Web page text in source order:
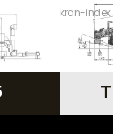
kran-index